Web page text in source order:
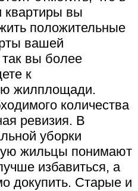
квартиры вы
положительные
вашей
вы более
к
жилплощади.
количества
ревизия. В
уборки
жильцы понимают
избавиться, а
докупить. Старые и